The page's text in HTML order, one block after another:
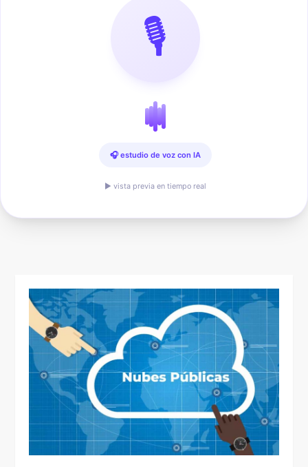
🎙️
🎧 estudio de voz con IA
▶ vista previa en tiempo real